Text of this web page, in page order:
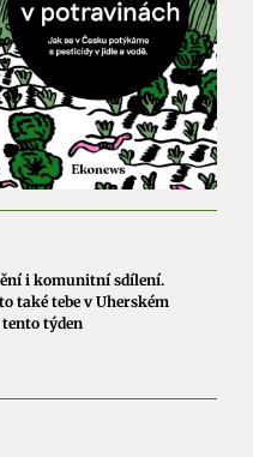
i komunitní sdílení.
také tebe v Uherském
týden